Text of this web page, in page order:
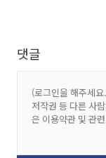
댓글